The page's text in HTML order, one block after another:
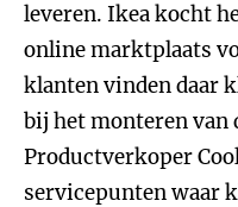
leveren. Ikea kocht
online marktplaats
klanten vinden daar
bij het monteren van
Productverkoper
servicepunten waar